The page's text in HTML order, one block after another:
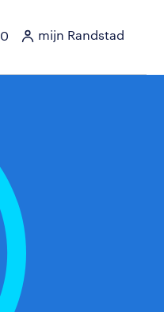
0 mijn Randstad